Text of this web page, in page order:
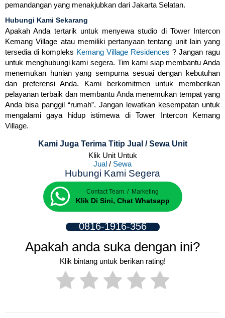
pemandangan yang menakjubkan dari Jakarta Selatan.
Hubungi Kami Sekarang
Apakah Anda tertarik untuk menyewa studio di Tower Intercon
Kemang Village atau memiliki pertanyaan tentang unit lain yang
tersedia di kompleks Kemang Village Residences ? Jangan ragu
untuk menghubungi kami segera. Tim kami siap membantu Anda
menemukan hunian yang sempurna sesuai dengan kebutuhan
dan preferensi Anda. Kami berkomitmen untuk memberikan
pelayanan terbaik dan membantu Anda menemukan tempat yang
Anda bisa panggil “rumah”. Jangan lewatkan kesempatan untuk
mengalami gaya hidup istimewa di Tower Intercon Kemang
Village.
Kami Juga Terima Titip Jual / Sewa Unit
Klik Unit Untuk
Jual / Sewa
Hubungi Kami Segera
Contact Team / Marketing
Klik Di Sini, Chat Whatsapp
0816-1916-356
Apakah anda suka dengan ini?
Klik bintang untuk berikan rating!